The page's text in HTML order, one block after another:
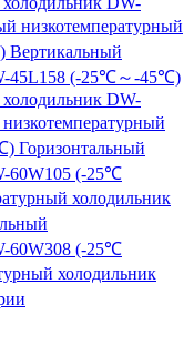
низкотемпературный
Вертикальный
45L158 (-25℃～-45℃)
DW-
Горизонтальный
60W105 (-25℃
холодильник
60W308 (-25℃
холодильник